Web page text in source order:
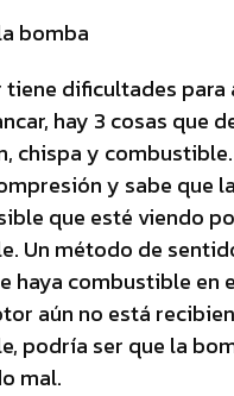
bomba
tiene dificultades para
hay 3 cosas que
chispa y
y sabe que
que esté viendo
Un método de
haya combustible en
aún no está
podría ser que la
mal.